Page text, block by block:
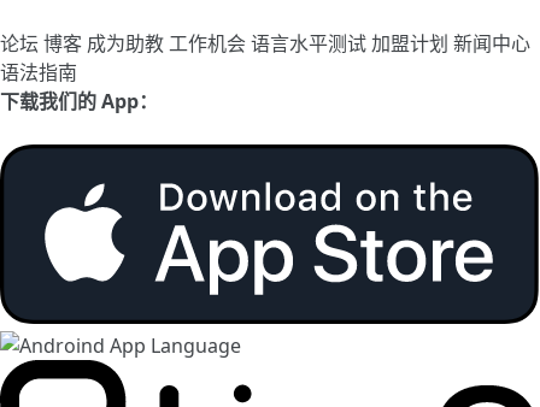
论坛 博客 成为助教工作机会语言水平测试加盟计划 新闻中心
语法指南
下载我们的 App：